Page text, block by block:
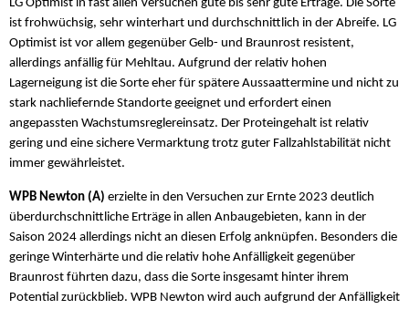
LG Optimist in fast allen Versuchen gute bis sehr gute Erträge. Die Sorte
ist frohwüchsig, sehr winterhart und durchschnittlich in der Abreife. LG
Optimist ist vor allem gegenüber Gelb- und Braunrost resistent,
allerdings anfällig für Mehltau. Aufgrund der relativ hohen
Lagerneigung ist die Sorte eher für spätere Aussaattermine und nicht zu
stark nachliefernde Standorte geeignet und erfordert einen
angepassten Wachstumsreglereinsatz. Der Proteingehalt ist relativ
gering und eine sichere Vermarktung trotz guter Fallzahlstabilität nicht
immer gewährleistet.
WPB Newton (A) erzielte in den Versuchen zur Ernte 2023 deutlich
überdurchschnittliche Erträge in allen Anbaugebieten, kann in der
Saison 2024 allerdings nicht an diesen Erfolg anknüpfen. Besonders die
geringe Winterhärte und die relativ hohe Anfälligkeit gegenüber
Braunrost führten dazu, dass die Sorte insgesamt hinter ihrem
Potential zurückblieb. WPB Newton wird auch aufgrund der Anfälligkeit